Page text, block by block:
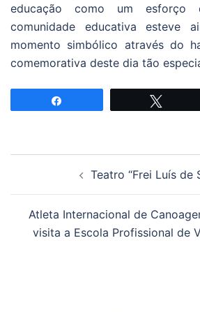
educação como um esforço
comunidade educativa esteve
momento simbólico através do
comemorativa deste dia tão
artigos
Teatro “Frei Luís de
Atleta Internacional de
visita a Escola Profissional de